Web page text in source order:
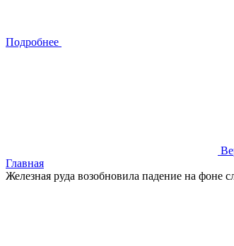
Подробнее
Главная
Железная руда возобновила падение на фоне